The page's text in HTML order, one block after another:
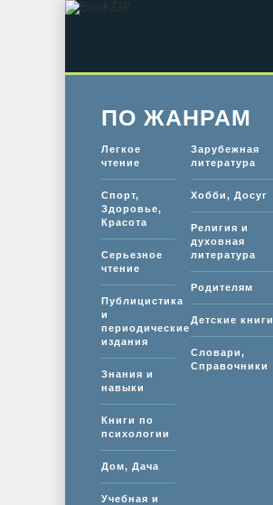
ПО ЖАНРАМ
Легкое
чтение
Спорт,
Здоровье,
Красота
Серьезное
чтение
Публицистика
и
периодические
издания
Знания и
навыки
Книги по
психологии
Дом, Дача
Учебная и
Зарубежная
литература
Хобби, Досуг
Религия и
духовная
литература
Родителям
Детские книги
Словари,
Справочники